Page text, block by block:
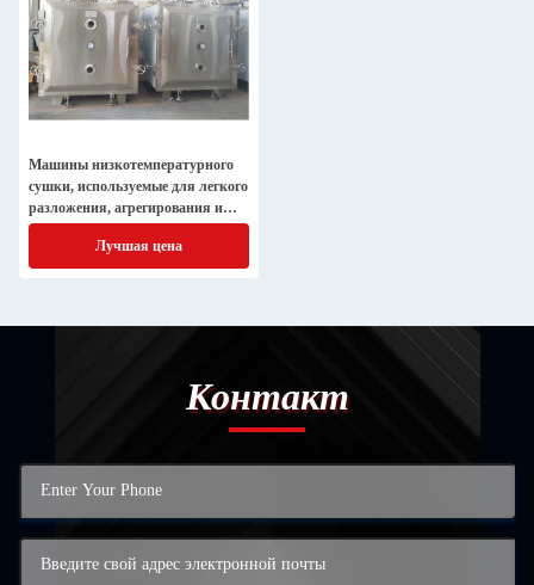
Машины низкотемпературного
сушки, используемые для легкого
разложения, агрегирования и
деградации при высоких
температурахЛучшая цена
Контакт